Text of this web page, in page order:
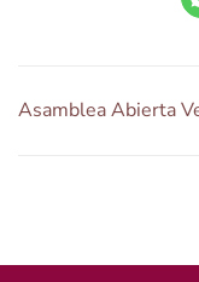
Asamblea Abierta